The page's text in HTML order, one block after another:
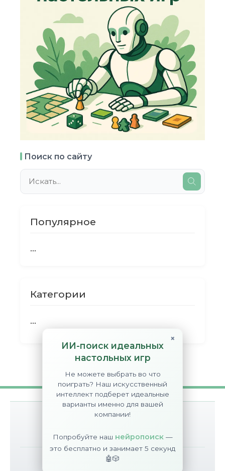
×
ИИ-поиск идеальных
настольных игр
Не можете выбрать во что
поиграть? Наш искусственный
интеллект подберет идеальные
варианты именно для вашей
компании!
Попробуйте наш нейропоиск—
это бесплатно и занимает 5 секунд
🤖🎲
Поиск по сайту
Популярное
...
Категории
...
2017-2026All Rights Reserved